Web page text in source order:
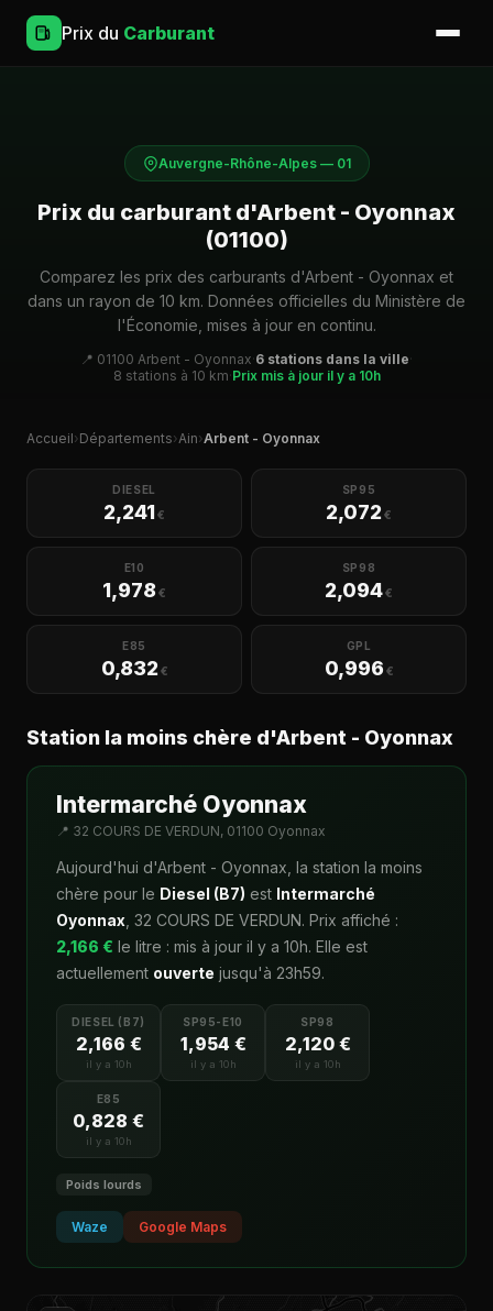
Prix du Carburant
Auvergne-Rhône-Alpes — 01
Prix du carburant d'Arbent - Oyonnax
(01100)
Comparez les prix des carburants d'Arbent - Oyonnax et
dans un rayon de 10 km. Données officielles du Ministère de
l'Économie, mises à jour en continu.
📍 01100 Arbent - Oyonnax·6 stations dans la ville·
8 stations à 10 km·Prix mis à jour il y a 10h
Accueil›Départements›Ain›Arbent - Oyonnax
DIESEL
2,241€
SP95
2,072€
E10
1,978 €
SP98
2,094€
E85
0,832€
GPL
0,996 €
Station la moins chère d'Arbent - Oyonnax
Intermarché Oyonnax
📍 32 COURS DE VERDUN, 01100 Oyonnax
Aujourd'hui d'Arbent - Oyonnax, la station la moins
chère pour le Diesel (B7) est Intermarché
Oyonnax , 32 COURS DE VERDUN. Prix affiché :
2,166 € le litre : mis à jour il y a 10h. Elle est
actuellement ouverte jusqu'à 23h59.
DIESEL (B7)
2,166 €
il y a 10h
SP95-E10
1,954 €
il y a 10h
SP98
2,120 €
il y a 10h
E85
0,828 €
il y a 10h
Poids lourds
Waze Google Maps